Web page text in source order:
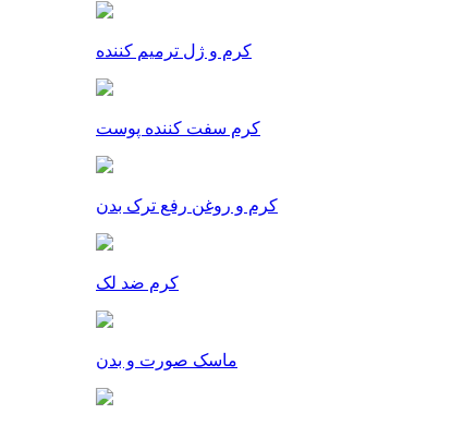
کرم و ژل ترمیم کننده
کرم سفت کننده پوست
کرم و روغن رفع ترک بدن
کرم ضد لک
ماسک صورت و بدن